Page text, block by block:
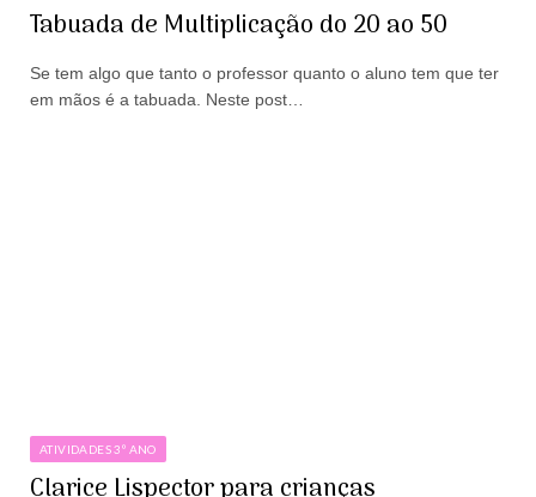
Tabuada de Multiplicação do 20 ao 50
Se tem algo que tanto o professor quanto o aluno tem que ter
em mãos é a tabuada. Neste post…
ATIVIDADES 3º ANO